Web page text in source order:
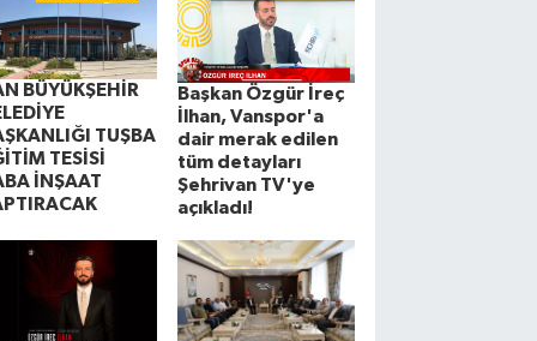
BÜYÜKŞEHİR
TUŞBA
TESİSİ
İNŞAAT
Başkan Özgür İreç
İlhan, Vanspor'a
dair merak edilen
tüm detayları
Şehrivan TV'ye
açıkladı!